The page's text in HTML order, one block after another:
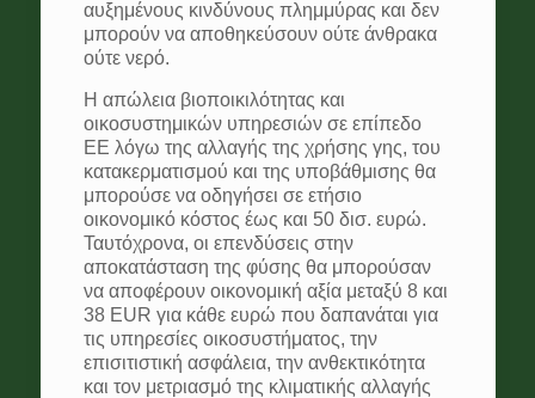
αυξημένους κινδύνους πλημμύρας και δεν
μπορούν να αποθηκεύσουν ούτε άνθρακα
ούτε νερό.
Η απώλεια βιοποικιλότητας και
οικοσυστημικών υπηρεσιών σε επίπεδο
ΕΕ λόγω της αλλαγής της χρήσης γης, του
κατακερματισμού και της υποβάθμισης θα
μπορούσε να οδηγήσει σε ετήσιο
οικονομικό κόστος έως και 50 δισ. ευρώ.
Ταυτόχρονα, οι επενδύσεις στην
αποκατάσταση της φύσης θα μπορούσαν
να αποφέρουν οικονομική αξία μεταξύ 8 και
38 EUR για κάθε ευρώ που δαπανάται για
τις υπηρεσίες οικοσυστήματος, την
επισιτιστική ασφάλεια, την ανθεκτικότητα
και τον μετριασμό της κλιματικής αλλαγής